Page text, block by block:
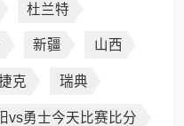
杜兰特
新疆 山西
克 瑞典
vs勇士今天比赛比分